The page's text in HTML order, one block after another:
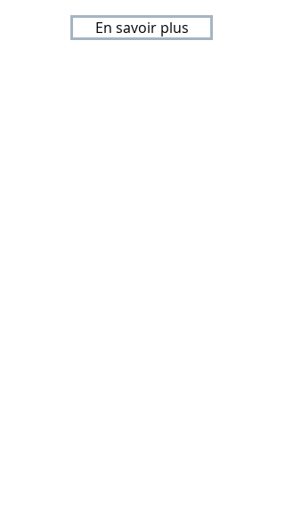
En savoir plus